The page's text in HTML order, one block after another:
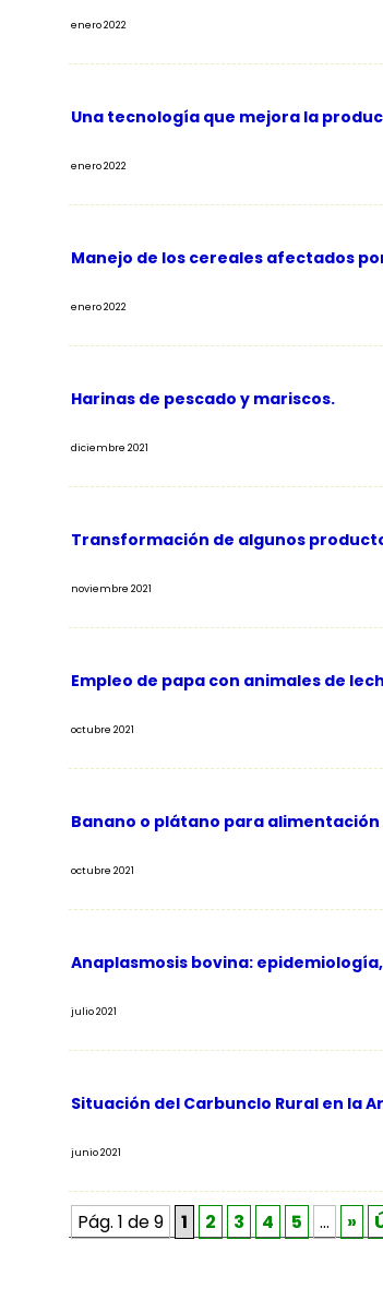
enero 2022
Una tecnología que mejora la
enero 2022
Manejo de los cereales afectados
enero 2022
Harinas de pescado y mariscos.
diciembre 2021
Transformación de algunos
noviembre 2021
Empleo de papa con animales de
octubre 2021
Banano o plátano para alimentación
octubre 2021
Anaplasmosis bovina:
julio 2021
Situación del Carbunclo Rural en la
junio 2021
Pág. 1 de 9 1 2 3 4 5 … »